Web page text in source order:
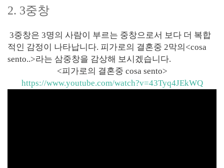
2. 3중창
3중창은 3명의 사람이 부르는 중창으로서 보다 더 복합
적인 감정이 나타납니다. 피가로의 결혼중 2막의<cosa
sento..>라는 삼중창을 감상해 보시겠습니다.
<피가로의 결혼중 cosa sento>
https://www.youtube.com/watch?v=43Tyq4JEkWQ